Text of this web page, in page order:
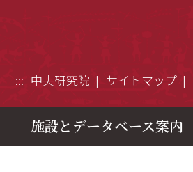
::: 中央研究院 サイトマップ
施設とデータベース案内